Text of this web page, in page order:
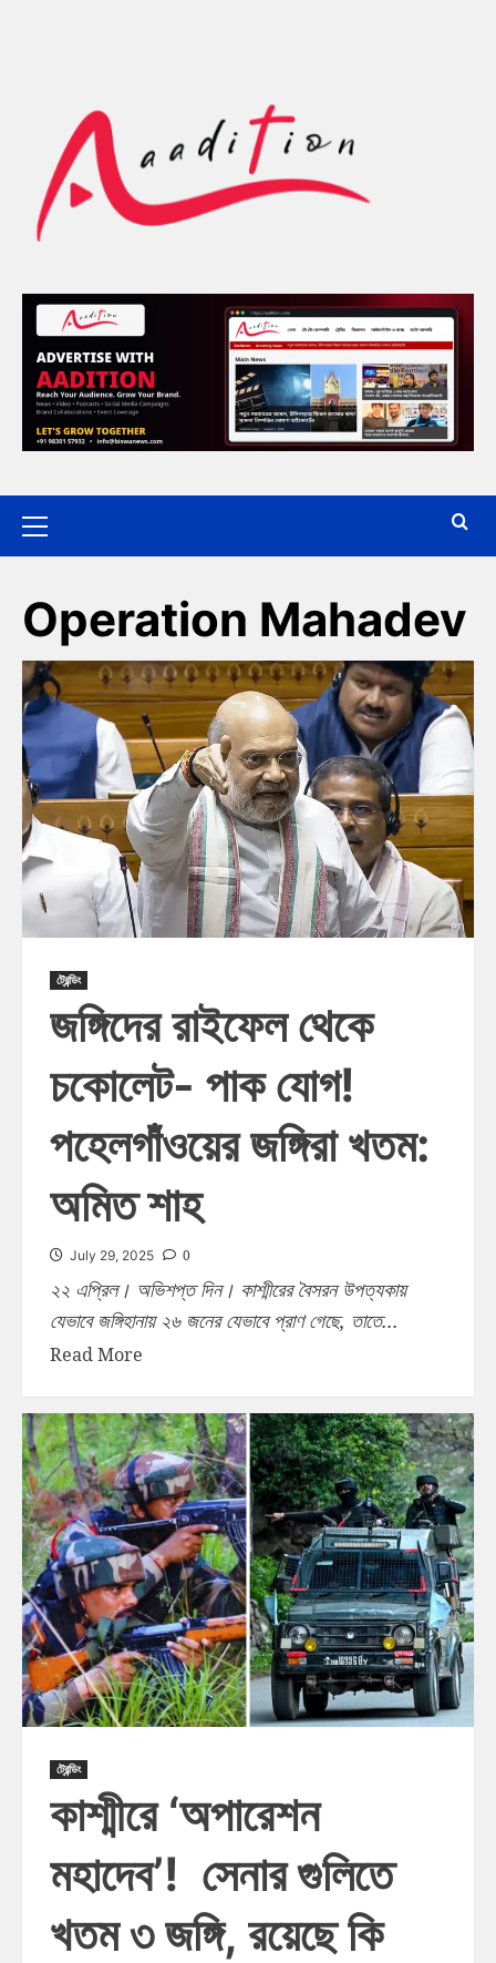
Operation Mahadev
ট্রেন্ডিং
জঙ্গিদের রাইফেল থেকে
চকোলেট- পাক যোগ!
পহেলগাঁওয়ের জঙ্গিরা খতম:
অমিত শাহ
July 29, 2025 0
২২ এপ্রিল। অভিশপ্ত দিন। কাশ্মীরের বৈসরন উপত্যকায়
যেভাবে জঙ্গিহানায় ২৬ জনের যেভাবে প্রাণ গেছে, তাতে...
Read More
ট্রেন্ডিং
কাশ্মীরে ‘অপারেশন
মহাদেব’! সেনার গুলিতে
খতম ৩ জঙ্গি, রয়েছে কি